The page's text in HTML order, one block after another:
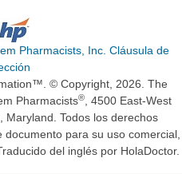
Pharmacists, Inc. Cláusula de
© Copyright, 2026. The
Pharmacists®, 4500 East-West
Maryland. Todos los derechos
para su uso comercial,
del inglés por HolaDoctor.